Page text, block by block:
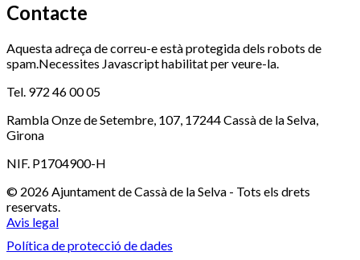
Contacte
Aquesta adreça de correu-e està protegida dels robots de
spam.Necessites Javascript habilitat per veure-la.
Tel. 972 46 00 05
Rambla Onze de Setembre, 107, 17244 Cassà de la Selva,
Girona
NIF. P1704900-H
© 2026 Ajuntament de Cassà de la Selva - Tots els drets
reservats.
Avis legal
Política de protecció de dades